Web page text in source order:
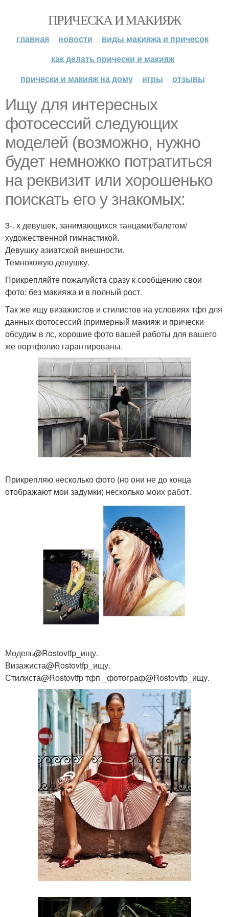
ПРИЧЕСКА И МАКИЯЖ
главная новости
виды макияжа и причесок
как делать прически и макияж
прически и макияж на дому
игры отзывы
Ищу для интересных
фотосессий следующих
моделей (возможно, нужно
будет немножко потратиться
на реквизит или хорошенько
поискать его у знакомых:
3-. х девушек, занимающихся танцами/балетом/
художественной гимнастикой.
Девушку азиатской внешности.
Темнокожую девушку.
Прикрепляйте пожалуйста сразу к сообщению свои
фото: без макияжа и в полный рост.
Так же ищу визажистов и стилистов на условиях тфп для
данных фотосессий (примерный макияж и прически
обсудим в лс, хорошие фото вашей работы для вашего
же портфолио гарантированы.
Прикрепляю несколько фото (но они не до конца
отображают мои задумки) несколько моих работ.
Модель@Rostovtfp_ищу.
Визажиста@Rostovtfp_ищу.
Стилиста@Rostovtfp тфп _фотограф@Rostovtfp_ищу.